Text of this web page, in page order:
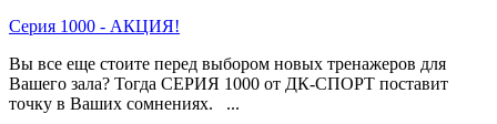
Серия 1000 - АКЦИЯ!
Вы все еще стоите перед выбором новых тренажеров для
Вашего зала? Тогда СЕРИЯ 1000 от ДК-СПОРТ поставит
точку в Ваших сомнениях. ...